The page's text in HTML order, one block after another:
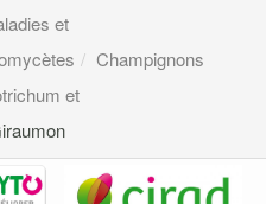
et
Champignons
et